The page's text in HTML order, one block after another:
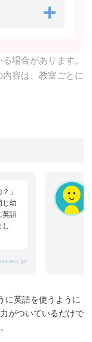
場合があります。
容は、教室ごとに
」
じ幼
英語
し
に英語を使うように
がついているだけで